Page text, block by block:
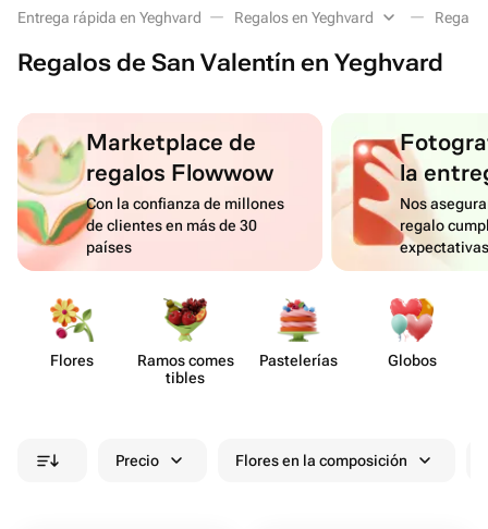
Entrega rápida en Yeghvard Regalos en Yeghvard
Regalos de San Valentín en Yeghvard
Marketplace de
regalos Flowwow
Con la confianza de millones
de clientes en más de 30
países
la
Nos
regalo
Flores
Ramos comes​
tibles
Paste​lerías Globos
Precio Flores en la composición